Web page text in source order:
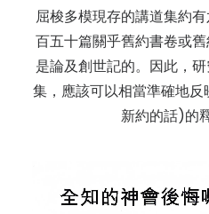
屈梭多模現存的講道集約
百五十篇關乎舊約書卷或
是論及創世記的。因此，
集，應該可以相當準確地
新約的話)的